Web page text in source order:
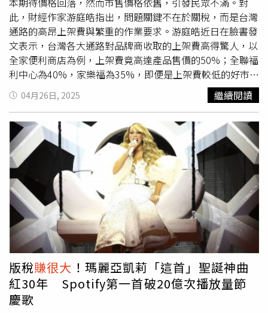
此，財經作家游庭皓指出，問題關鍵不在於關稅，而是台灣
通路的高昂上架費與繁重的作業要求。游庭皓近日在臉書發
文表示，台灣各大通路對品牌商收取的上架費高得驚人，以
全家便利商店為例，上架費竟高達產品售價的50%；全聯福
利中心為40%，家樂福為35%，即便是上架費較低的好市
多，也仍需支付低於30%的費用。這些費用對品牌商而言，
是一筆不小的負擔。游庭皓進一步指出，除了高額上架費，
品都需自行回收處理。這些額外的人力與物流成本，讓許多
品牌不敢大量鋪貨，擔心賣不完還要自掏腰包善後，「為什
麼很多在全聯，賣得好的本土鮮奶，常常又貴又快沒貨？因
為品牌不想鋪太多，怕賣不完又得自己收回」。貼文曝光
後，在網路上引發熱烈討論，不少網友直言，「全聯的成本
又高，又是寄售不買斷，還要自行配送，從品牌的角度根本
沒多少利潤，自然不願意多賣了」、「掌握通路就能掌握市
場」、「中間商真的賺很大，難怪物價這麼高」、「50%的
通路費太誇張，根本是剝削」、「難怪小老百姓永遠得承擔
高物價壓力」。
04月26日, 2025 繼續閱讀
版稅賺很大 ！瑪麗亞凱莉「這首」聖誕神曲
紅30年 Spotify第一首破20億次播放量節
慶歌